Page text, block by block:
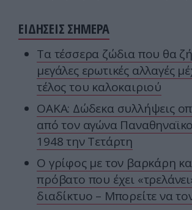
ΕΙΔΗΣΕΙΣ ΣΗΜΕΡΑ
Τα τέσσερα ζώδια που θα
μεγάλες ερωτικές αλλαγές
τέλος του καλοκαιριού
ΟΑΚΑ: Δώδεκα συλλήψεις
από τον αγώνα
1948 την Τετάρτη
Ο γρίφος με τον βαρκάρη
πρόβατο που έχει
διαδίκτυο – Μπορείτε να